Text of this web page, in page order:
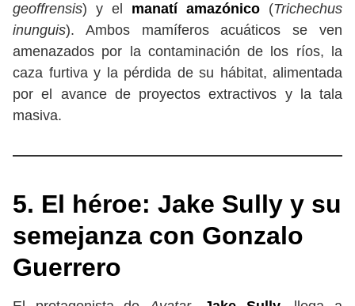
geoffrensis) y el manatí amazónico (Trichechus
inunguis). Ambos mamíferos acuáticos se ven
amenazados por la contaminación de los ríos, la
caza furtiva y la pérdida de su hábitat, alimentada
por el avance de proyectos extractivos y la tala
masiva.
5. El héroe: Jake Sully y su
semejanza con Gonzalo
Guerrero